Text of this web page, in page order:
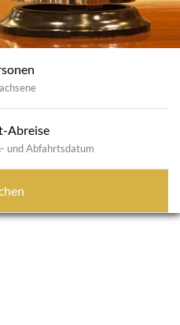
Abreise
und Abfahrtsdatum